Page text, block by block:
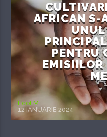
AFRICAN S-
UNUL
PENTRU
EMISIILOR
EcoFM
12 IANUARIE 2024